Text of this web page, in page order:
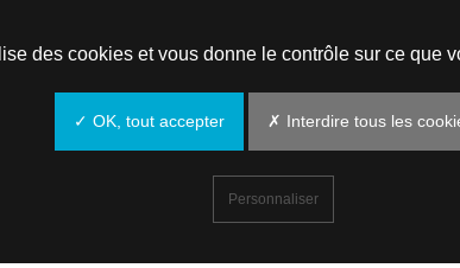
des cookies et vous donne le contrôle sur ce que
✓ OK, tout accepter ✗ Interdire tous les
Personnaliser